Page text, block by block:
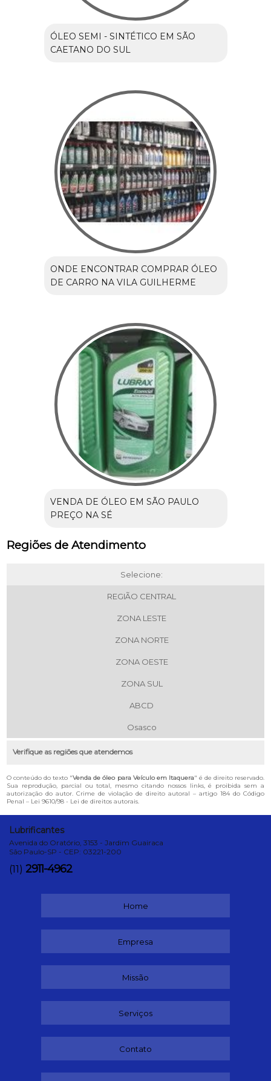
ÓLEO SEMI - SINTÉTICO EM SÃO
CAETANO DO SUL
ONDE ENCONTRAR COMPRAR ÓLEO
DE CARRO NA VILA GUILHERME
VENDA DE ÓLEO EM SÃO PAULO
PREÇO NA SÉ
Regiões de Atendimento
Selecione:
REGIÃO CENTRAL
ZONA LESTE
ZONA NORTE
ZONA OESTE
ZONA SUL
ABCD
Osasco
Verifique as regiões que atendemos
O conteúdo do texto "Venda de óleo para Veículo em Itaquera" é de direito reservado.
Sua reprodução, parcial ou total, mesmo citando nossos links, é proibida sem a
autorização do autor. Crime de violação de direito autoral – artigo 184 do Código
Penal – Lei 9610/98 - Lei de direitos autorais.
Lubrificantes
Avenida do Oratório, 3153 - Jardim Guairaca
São Paulo-SP - CEP: 03221-200
(11) 2911-4962
Home
Empresa
Missão
Serviços
Contato